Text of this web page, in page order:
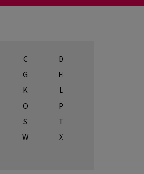
C
D
G
H
K
L
O
P
S
T
W
X